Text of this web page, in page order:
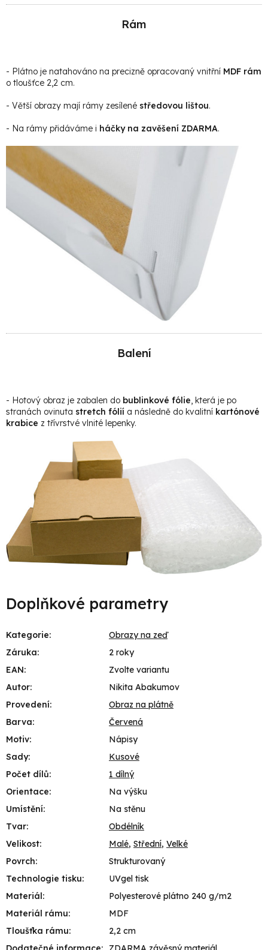
Rám
- Plátno je natahováno na precizně opracovaný vnitřní MDF rám
o tloušťce 2,2 cm.
- Větší obrazy mají rámy zesílené středovou lištou.
- Na rámy přidáváme i háčky na zavěšení ZDARMA.
Balení
- Hotový obraz je zabalen do bublinkové fólie, která je po
stranách ovinuta stretch fólií a následně do kvalitní kartónové
krabice z třívrstvé vlnité lepenky.
Doplňkové parametry
Kategorie:
Obrazy na zeď
Záruka:
2 roky
EAN:
Zvolte variantu
Autor:
Nikita Abakumov
Provedení:
Obraz na plátně
Barva:
Červená
Motiv:
Nápisy
Sady:
Kusové
Počet dílů:
1 dílný
Orientace:
Na výšku
Umístění:
Na stěnu
Tvar:
Obdélník
Velikost: Malé, Střední, Velké
Povrch:
Strukturovaný
Technologie tisku:
UVgel tisk
Materiál:
Polyesterové plátno 240 g/m2
Materiál rámu:
MDF
Tloušťka rámu:
2,2 cm